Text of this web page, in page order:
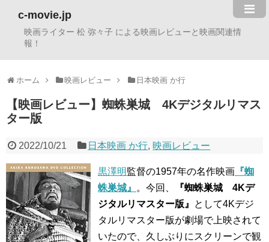
c-movie.jp
映画ライター 松 弥々子 による映画レビューと映画関連情
報！
ホーム 映画レビュー 日本映画 か行
【映画レビュー】蜘蛛巣城 4Kデジタルリマス
ター版
2022/10/21 日本映画 か行, 映画レビュー
黒澤明監督の1957年の名作映画 『蜘
蛛巣城』
。今回、
『蜘蛛巣城 4Kデ
ジタルリマスター版』
として4Kデジ
タルリマスター版が劇場で上映されて
いたので、久しぶりにスクリーンで観